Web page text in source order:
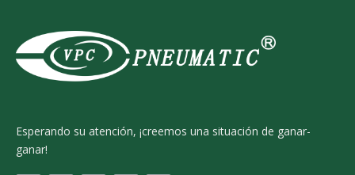
Esperando su atención, ¡creemos una situación de ganar-
ganar!